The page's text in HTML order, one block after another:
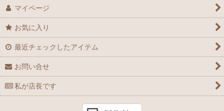
マイページ
お気に入り
最近チェックしたアイテム
お問い合せ
私が店長です